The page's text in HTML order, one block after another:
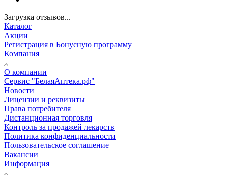
Загрузка отзывов...
Каталог
Акции
Регистрация в Бонусную программу
Компания
О компании
Сервис "БелаяАптека.рф"
Новости
Лицензии и реквизиты
Права потребителя
Дистанционная торговля
Контроль за продажей лекарств
Политика конфиденциальности
Пользовательское соглашение
Вакансии
Информация